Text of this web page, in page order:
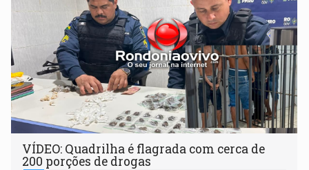
VÍDEO: Quadrilha é flagrada com cerca de
200 porções de drogas